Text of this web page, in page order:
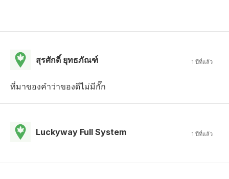
สุรศักดิ์ ยุทธภัณฑ์ 1 ปีที่แล้ว
ที่มาของคำว่าของดีไม่มีกั๊ก
Luckyway Full System 1 ปีที่แล้ว